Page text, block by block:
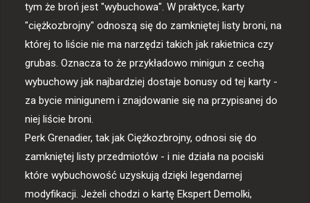
tym że broń jest "wybuchowa". W praktyce, karty
"ciężkozbrojny" odnoszą się do zamkniętej listy broni, na
której to liście nie ma narzędzi takich jak rakietnica czy
grubas. Oznacza to że przykładowo minigun z cechą
wybuchowy jak najbardziej dostaje bonusy od tej karty -
za bycie minigunem i znajdowanie się na przypisanej do
niej liście broni.
Perk Grenadier, tak jak Ciężkozbrojny, odnosi się do
zamkniętej listy przedmiotów - i nie działa na pociski
które wybuchowość uzyskują dzięki legendarnej
modyfikacji. Jeżeli chodzi o kartę Ekspert Demolki,